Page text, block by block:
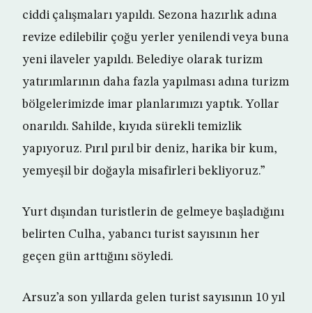
ciddi çalışmaları yapıldı. Sezona hazırlık adına
revize edilebilir çoğu yerler yenilendi veya buna
yeni ilaveler yapıldı. Belediye olarak turizm
yatırımlarının daha fazla yapılması adına turizm
bölgelerimizde imar planlarımızı yaptık. Yollar
onarıldı. Sahilde, kıyıda sürekli temizlik
yapıyoruz. Pırıl pırıl bir deniz, harika bir kum,
yemyeşil bir doğayla misafirleri bekliyoruz.”
Yurt dışından turistlerin de gelmeye başladığını
belirten Culha, yabancı turist sayısının her
geçen gün arttığını söyledi.
Arsuz’a son yıllarda gelen turist sayısının 10 yıl